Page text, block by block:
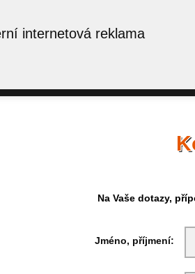
internetová reklama
Na Vaše dotazy,
Jméno, příjmení: